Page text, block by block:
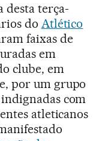
desta terça-
do Atlético
faixas de
em
clube, em
por um grupo
com
atleticanos